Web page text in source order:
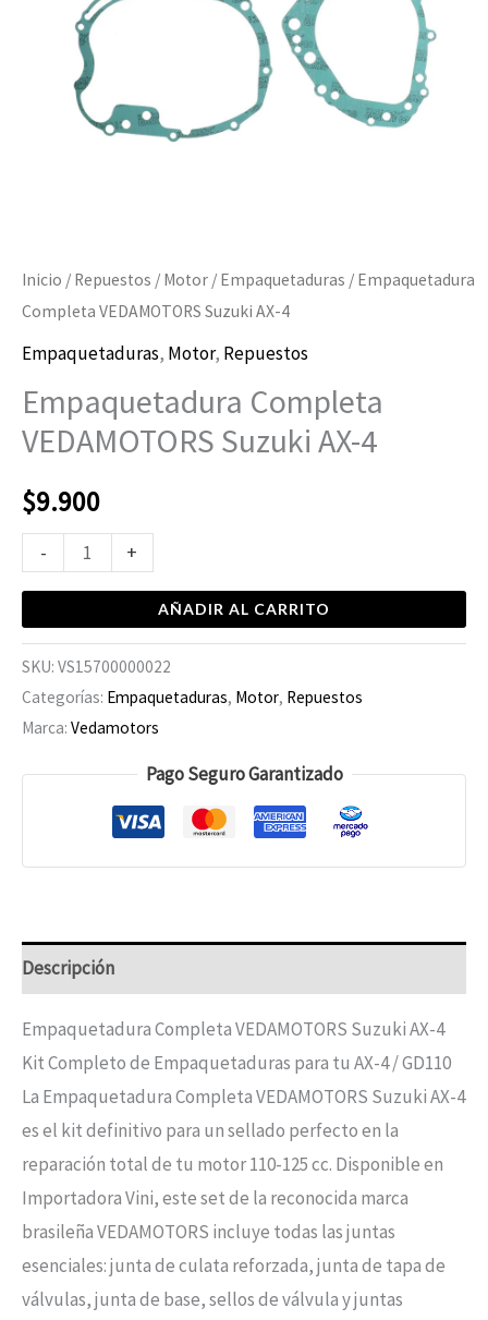
Inicio / Repuestos / Motor / Empaquetaduras / Empaquetadura
Completa VEDAMOTORS Suzuki AX-4
Empaquetaduras, Motor, Repuestos
Empaquetadura Completa
VEDAMOTORS Suzuki AX-4
$9.900
- +
AÑADIR AL CARRITO
SKU: VS15700000022
Categorías: Empaquetaduras, Motor, Repuestos
Marca: Vedamotors
Pago Seguro Garantizado
Descripción
Empaquetadura Completa VEDAMOTORS Suzuki AX-4
Kit Completo de Empaquetaduras para tu AX-4 / GD110
La Empaquetadura Completa VEDAMOTORS Suzuki AX-4
es el kit definitivo para un sellado perfecto en la
reparación total de tu motor 110-125 cc. Disponible en
Importadora Vini, este set de la reconocida marca
brasileña VEDAMOTORS incluye todas las juntas
esenciales: junta de culata reforzada, junta de tapa de
válvulas, junta de base, sellos de válvula y juntas